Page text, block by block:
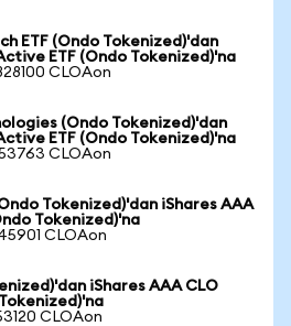
ETF (Ondo Tokenized)'dan
ETF (Ondo Tokenized)'na
CLOAon
(Ondo Tokenized)'dan
ETF (Ondo Tokenized)'na
CLOAon
Tokenized)'dan iShares AAA
Tokenized)'na
CLOAon
iShares AAA CLO
CLOAon